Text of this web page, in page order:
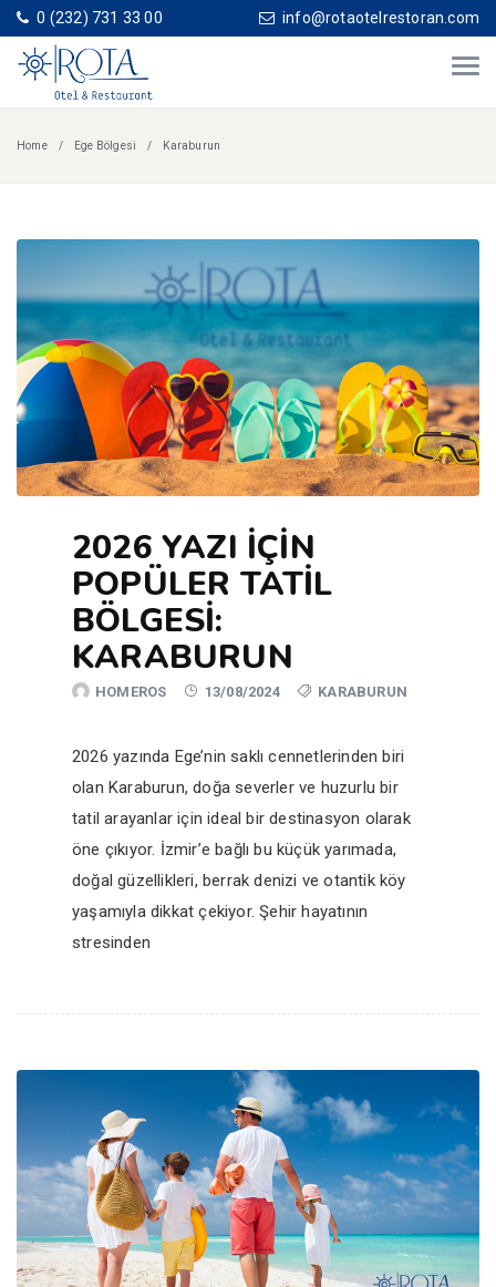
0 (232) 731 33 00 info@rotaotelrestoran.com
Home Ege Bölgesi Karaburun
2026 YAZI İÇIN
POPÜLER TATIL
BÖLGESI:
KARABURUN
HOMEROS 13/08/2024 KARABURUN
2026 yazında Ege’nin saklı cennetlerinden biri
olan Karaburun, doğa severler ve huzurlu bir
tatil arayanlar için ideal bir destinasyon olarak
öne çıkıyor. İzmir’e bağlı bu küçük yarımada,
doğal güzellikleri, berrak denizi ve otantik köy
yaşamıyla dikkat çekiyor. Şehir hayatının
stresinden